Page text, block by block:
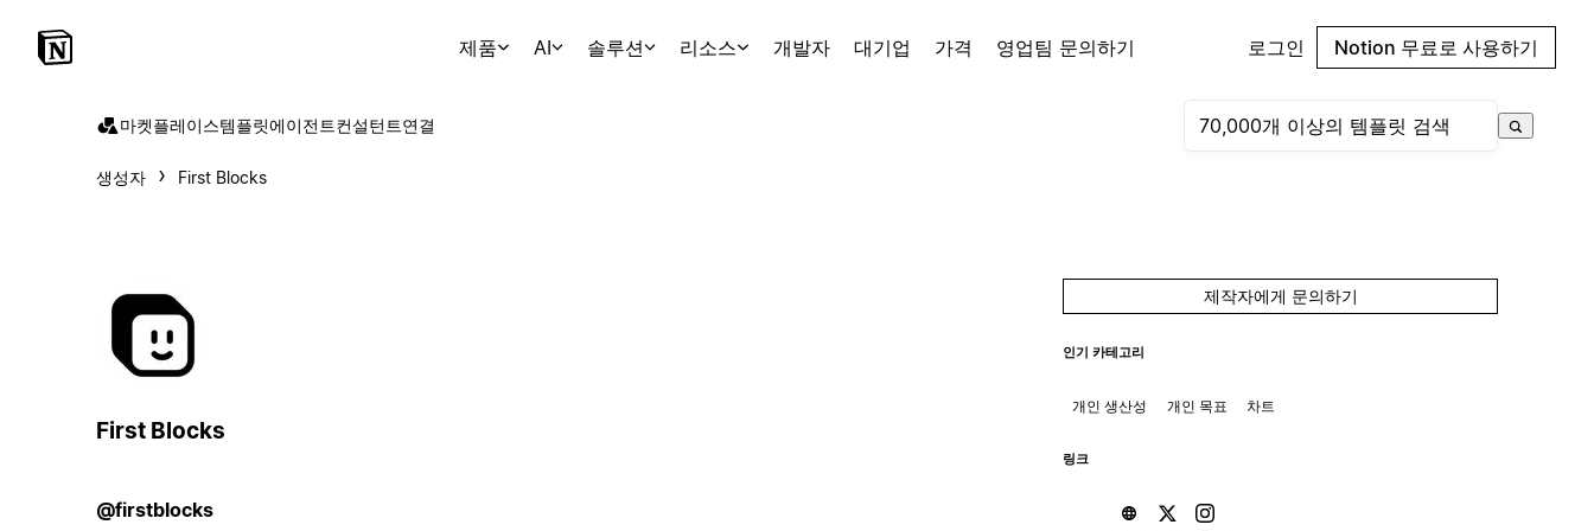
제품 AI 솔루션 리소스 개발자 대기업 가격 영업팀 문의하기 로그인 Notion 무료로 사용하기
마켓플레이스템플릿에이전트컨설턴트연결
생성자 First Blocks
First Blocks
@firstblocks
제작자에게 문의하기
인기 카테고리
개인 생산성 개인 목표 차트
링크